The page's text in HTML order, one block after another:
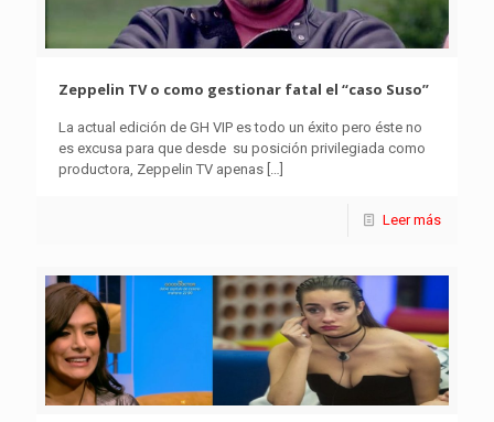
Zeppelin TV o como gestionar fatal el “caso Suso”
La actual edición de GH VIP es todo un éxito pero éste no
es excusa para que desde su posición privilegiada como
productora, Zeppelin TV apenas […]
Leer más